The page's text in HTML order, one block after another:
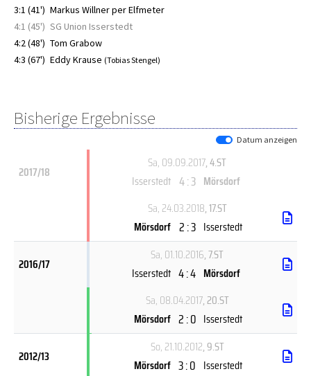
3:1 (41') Markus Willner per Elfmeter
4:1 (45') SG Union Isserstedt
4:2 (48') Tom Grabow
4:3 (67') Eddy Krause (Tobias Stengel)
Bisherige Ergebnisse
Datum anzeigen
2017/18
Sa, 09.09.2017, 4.ST
Isserstedt 4 : 3 Mörsdorf
Sa, 24.03.2018, 17.ST
Mörsdorf 2 : 3 Isserstedt
2016/17
Sa, 01.10.2016, 7.ST
Isserstedt 4 : 4 Mörsdorf
Sa, 08.04.2017, 20.ST
Mörsdorf 2 : 0 Isserstedt
2012/13
So, 21.10.2012, 9.ST
Mörsdorf 3 : 0 Isserstedt